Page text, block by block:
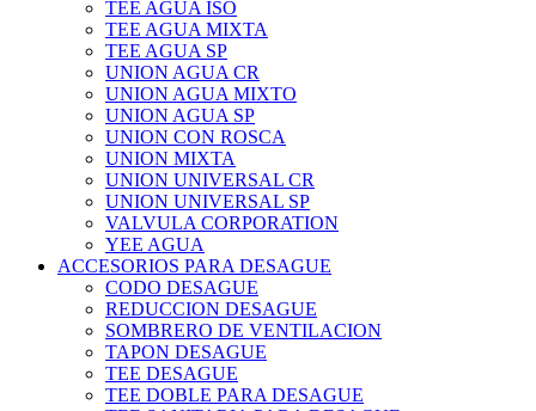
TEE AGUA ISO
TEE AGUA MIXTA
TEE AGUA SP
UNION AGUA CR
UNION AGUA MIXTO
UNION AGUA SP
UNION CON ROSCA
UNION MIXTA
UNION UNIVERSAL CR
UNION UNIVERSAL SP
VALVULA CORPORATION
YEE AGUA
ACCESORIOS PARA DESAGUE
CODO DESAGUE
REDUCCION DESAGUE
SOMBRERO DE VENTILACION
TAPON DESAGUE
TEE DESAGUE
TEE DOBLE PARA DESAGUE